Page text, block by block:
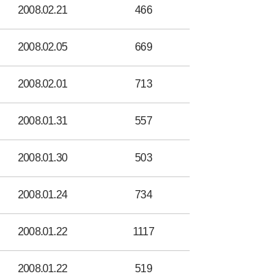
2008.02.21 466
2008.02.05 669
2008.02.01 713
2008.01.31 557
2008.01.30 503
2008.01.24 734
2008.01.22 1117
2008.01.22 519